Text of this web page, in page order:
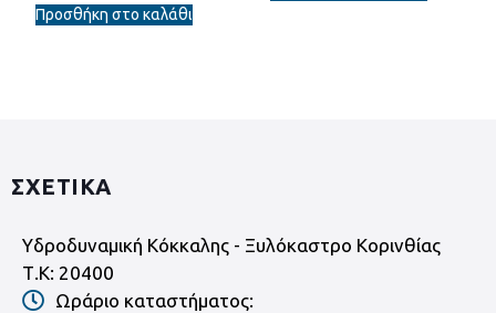
Προσθήκη στο καλάθι
ΣΧΕΤΙΚΑ
Υδροδυναμική Κόκκαλης - Ξυλόκαστρο Κορινθίας
Τ.Κ: 20400
Ωράριο καταστήματος: